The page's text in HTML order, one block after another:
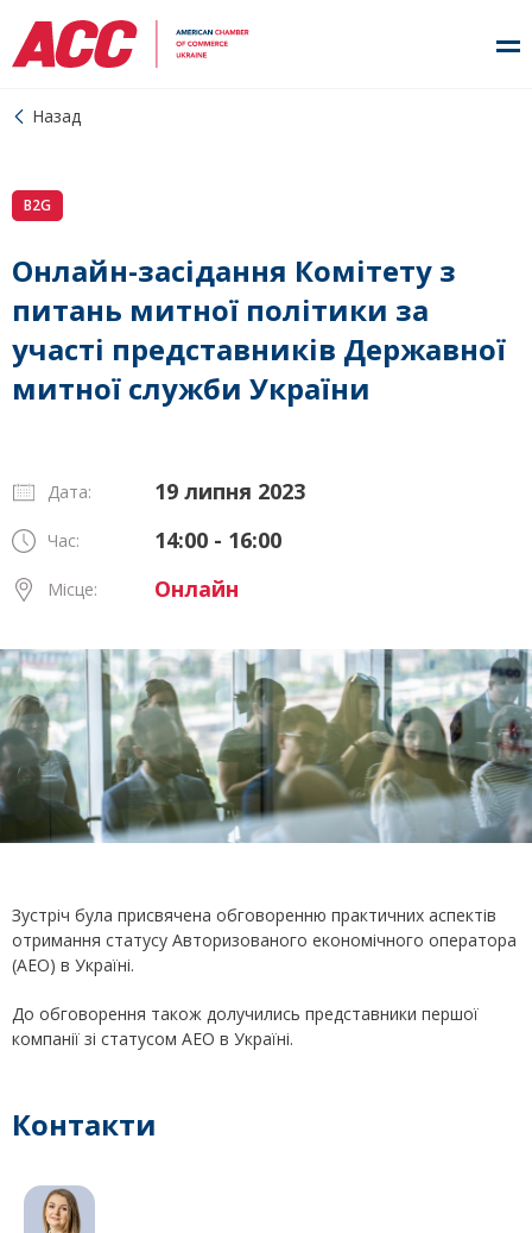
Назад
B2G
Онлайн-засідання Комітету з
питань митної політики за
участі представників Державної
митної служби України
Дата: 19 липня 2023
Час: 14:00 - 16:00
Місце: Онлайн
Зустріч була присвячена обговоренню практичних аспектів
отримання статусу Авторизованого економічного оператора
(АЕО) в Україні.
До обговорення також долучились представники першої
компанії зі статусом АЕО в Україні.
Контакти